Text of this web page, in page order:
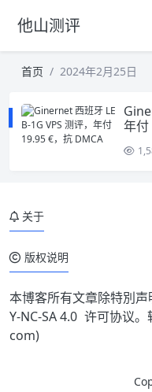
他山测评
首页 2024年2月25日
年付
关于
版权说明
本博客所有文章除特別
Y-NC-SA 4.0 许可协议。
com)